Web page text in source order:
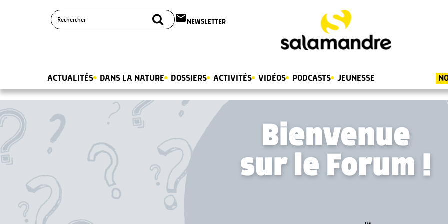
email NEWSLETTER
ACTUALITÉS DANS LA NATURE DOSSIERS ACTIVITÉS VIDÉOS PODCASTS JEUNESSE